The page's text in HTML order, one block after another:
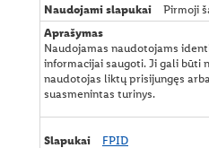
Pirmoji
Naudojamas naudotojams
informacijai saugoti. Ji gali būti
naudotojas liktų prisijungęs
suasmenintas turinys.
FPID